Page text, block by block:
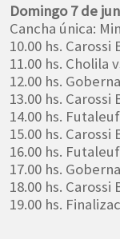
Domingo 7 de
Cancha única:
10.00 hs.
11.00 hs. Cholila
12.00 hs.
13.00 hs.
14.00 hs.
15.00 hs.
16.00 hs.
17.00 hs.
18.00 hs.
19.00 hs.